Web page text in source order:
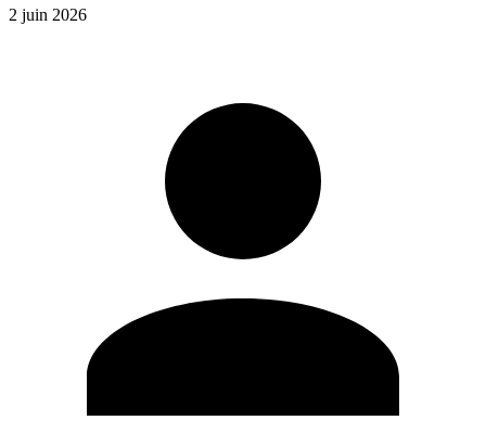
2 juin 2026